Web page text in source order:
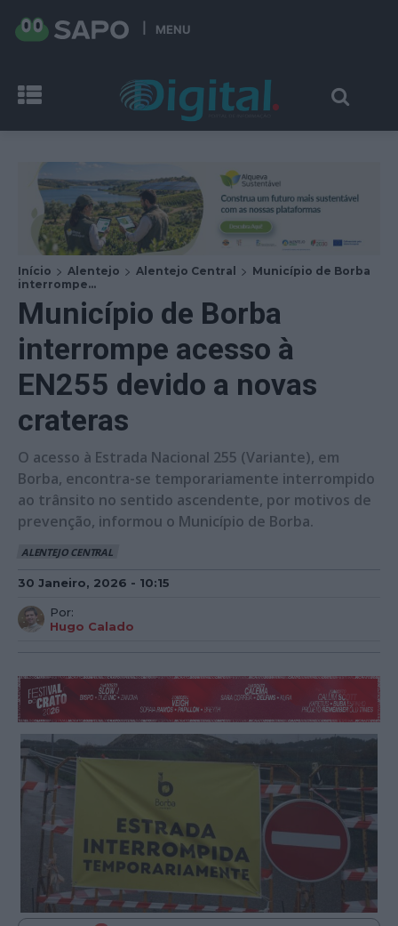
MENU
Início Alentejo Alentejo Central
Município de Borba
interrompe...
Município de Borba
interrompe acesso à
EN255 devido a novas
crateras
O acesso à Estrada Nacional 255 (Variante), em
Borba, encontra-se temporariamente interrompido
ao trânsito no sentido ascendente, por motivos de
prevenção, informou o Município de Borba.
ALENTEJO CENTRAL
30 Janeiro, 2026 - 10:15
Por:
Hugo Calado